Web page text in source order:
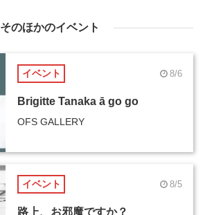
そのほかのイベント
イベント 8/6
Brigitte Tanaka ā go go
OFS GALLERY
イベント 8/5
路上、お邪魔ですか？